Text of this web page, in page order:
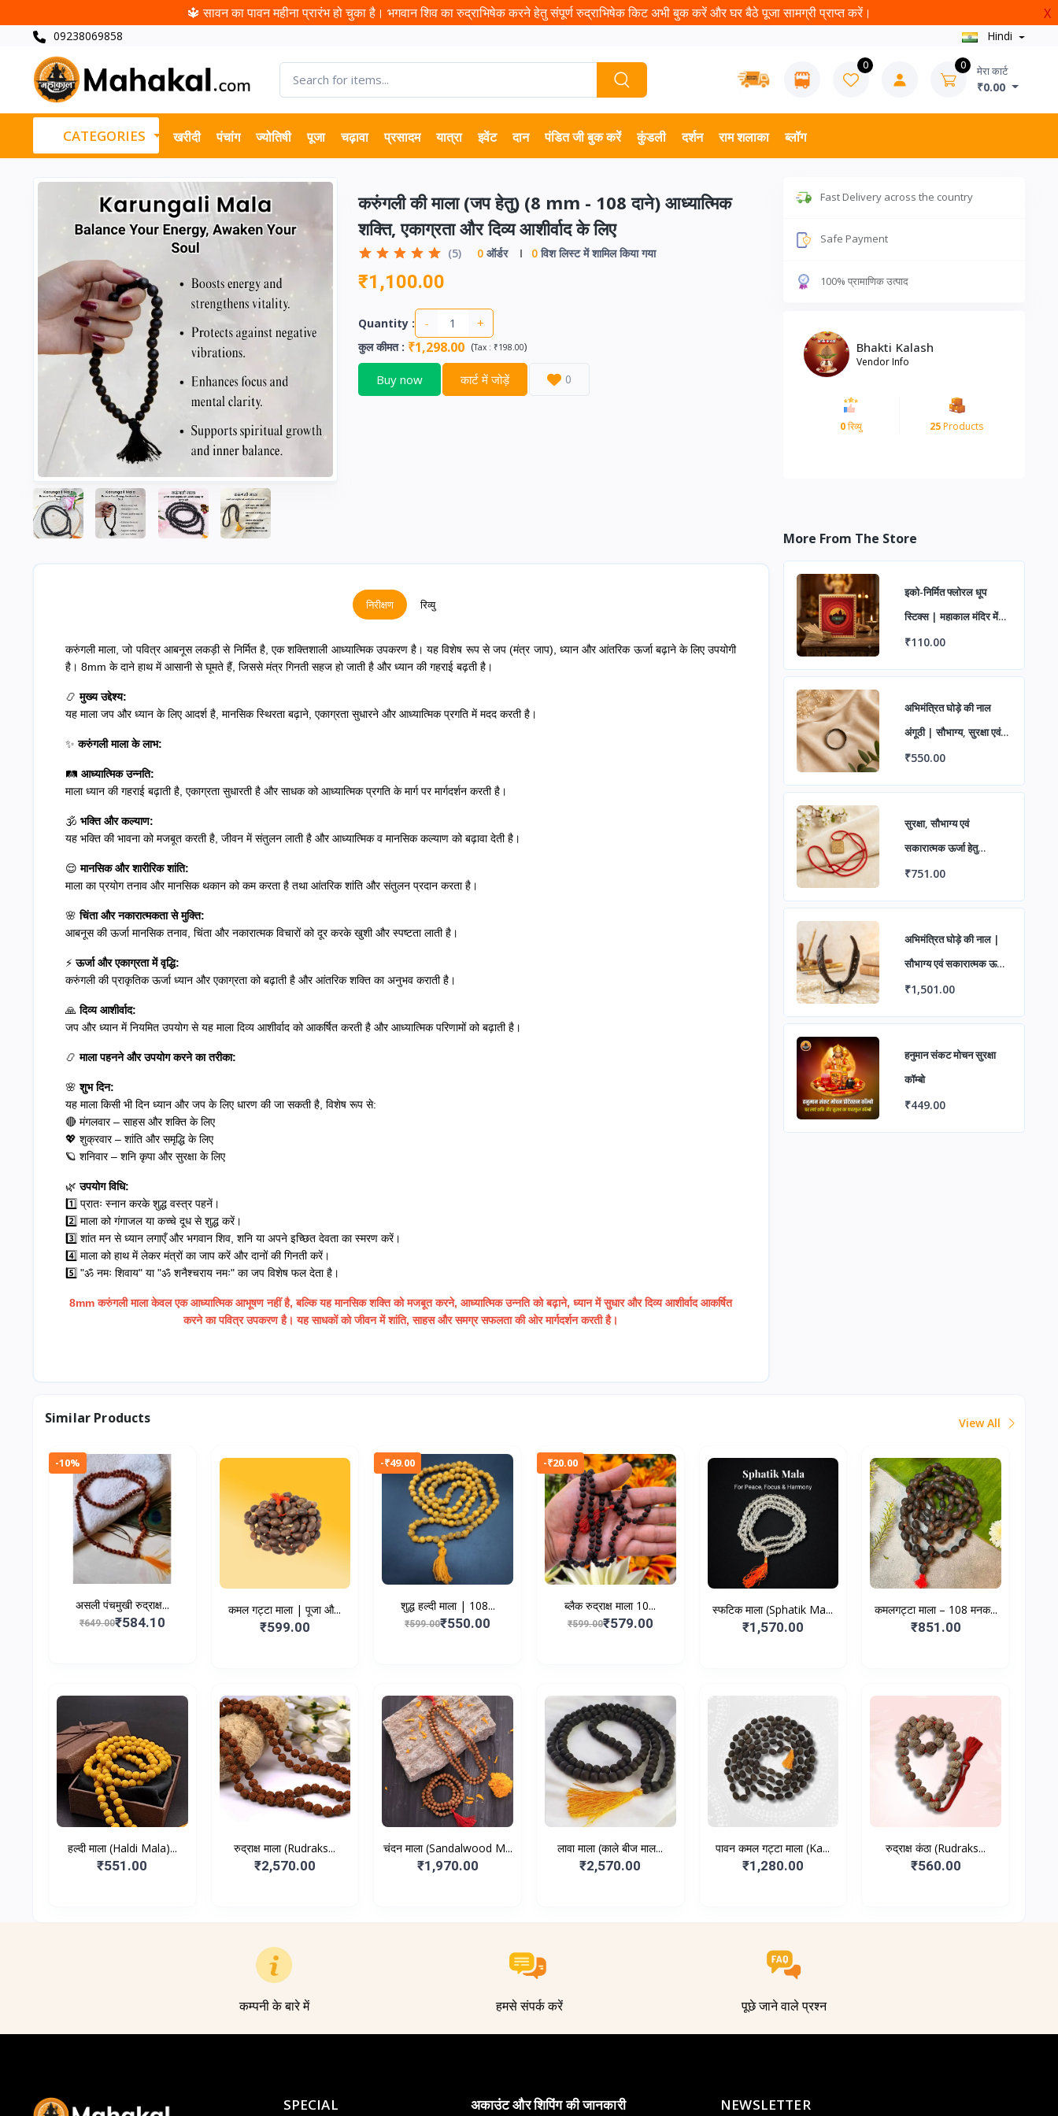
🔱 सावन का पावन महीना प्रारंभ हो चुका है। भगवान शिव का रुद्राभिषेक करने हेतु संपूर्ण रुद्राभिषेक किट अभी बुक करें और घर बैठे पूजा सामग्री प्राप्त करें। X
09238069858 Hindi
0 0 मेरा कार्ट
₹0.00
CATEGORIES खरीदी पंचांग ज्योतिषी पूजा चढ़ावा प्रसादम यात्रा इवेंट दान पंडित जी बुक करें कुंडली दर्शन राम शलाका ब्लॉग
करुंगली की माला (जप हेतु) (8 mm - 108 दाने) आध्यात्मिक
शक्ति, एकाग्रता और दिव्य आशीर्वाद के लिए
(5) 0ऑर्डर 0विश लिस्ट में शामिल किया गया
₹1,100.00
Quantity : - +
कुल कीमत: ₹1,298.00 (Tax : ₹198.00)
Buy now कार्ट में जोड़ें 0
निरीक्षण रिव्यु
करुंगली माला, जो पवित्र आबनूस लकड़ी से निर्मित है, एक शक्तिशाली आध्यात्मिक उपकरण है। यह विशेष रूप से जप (मंत्र जाप), ध्यान और आंतरिक ऊर्जा बढ़ाने के लिए उपयोगी
है। 8mm के दाने हाथ में आसानी से घूमते हैं, जिससे मंत्र गिनती सहज हो जाती है और ध्यान की गहराई बढ़ती है।
📿मुख्य उद्देश्य:
यह माला जप और ध्यान के लिए आदर्श है, मानसिक स्थिरता बढ़ाने, एकाग्रता सुधारने और आध्यात्मिक प्रगति में मदद करती है।
✨करुंगली माला के लाभ:
🛤️ आध्यात्मिक उन्नति:
माला ध्यान की गहराई बढ़ाती है, एकाग्रता सुधारती है और साधक को आध्यात्मिक प्रगति के मार्ग पर मार्गदर्शन करती है।
🕉️ भक्ति और कल्याण:
यह भक्ति की भावना को मजबूत करती है, जीवन में संतुलन लाती है और आध्यात्मिक व मानसिक कल्याण को बढ़ावा देती है।
😌मानसिक और शारीरिक शांति:
माला का प्रयोग तनाव और मानसिक थकान को कम करता है तथा आंतरिक शांति और संतुलन प्रदान करता है।
🌸चिंता और नकारात्मकता से मुक्ति:
आबनूस की ऊर्जा मानसिक तनाव, चिंता और नकारात्मक विचारों को दूर करके खुशी और स्पष्टता लाती है।
⚡ऊर्जा और एकाग्रता में वृद्धि:
करुंगली की प्राकृतिक ऊर्जा ध्यान और एकाग्रता को बढ़ाती है और आंतरिक शक्ति का अनुभव कराती है।
🙏दिव्य आशीर्वाद:
जप और ध्यान में नियमित उपयोग से यह माला दिव्य आशीर्वाद को आकर्षित करती है और आध्यात्मिक परिणामों को बढ़ाती है।
📿माला पहनने और उपयोग करने का तरीका:
🌸शुभ दिन:
यह माला किसी भी दिन ध्यान और जप के लिए धारण की जा सकती है, विशेष रूप से:
🔴 मंगलवार – साहस और शक्ति के लिए
💖 शुक्रवार – शांति और समृद्धि के लिए
🪐 शनिवार – शनि कृपा और सुरक्षा के लिए
🌿उपयोग विधि:
1️⃣ प्रातः स्नान करके शुद्ध वस्त्र पहनें।
2️⃣ माला को गंगाजल या कच्चे दूध से शुद्ध करें।
3️⃣ शांत मन से ध्यान लगाएँ और भगवान शिव, शनि या अपने इच्छित देवता का स्मरण करें।
4️⃣ माला को हाथ में लेकर मंत्रों का जाप करें और दानों की गिनती करें।
5️⃣ "ॐ नमः शिवाय" या "ॐ शनैश्चराय नमः" का जप विशेष फल देता है।
8mm करुंगली माला केवल एक आध्यात्मिक आभूषण नहीं है, बल्कि यह मानसिक शक्ति को मजबूत करने, आध्यात्मिक उन्नति को बढ़ाने, ध्यान में सुधार और दिव्य आशीर्वाद आकर्षित
करने का पवित्र उपकरण है। यह साधकों को जीवन में शांति, साहस और समग्र सफलता की ओर मार्गदर्शन करती है।
Fast Delivery across the country
Safe Payment
100% प्रामाणिक उत्पाद
Bhakti Kalash
Vendor Info
0रिव्यु 25Products
More From The Store
इको-निर्मित फ्लोरल धूप
स्टिक्स | महाकाल मंदिर में
चढ़ाए गए फूलों से बनीं
₹110.00
अभिमंत्रित घोड़े की नाल
अंगूठी | सौभाग्य, सुरक्षा एवं
सकारात्मक ऊर्जा हेतु पवित्र
आध्यात्मिक रिंग
₹550.00
सुरक्षा, सौभाग्य एवं
सकारात्मक ऊर्जा हेतु
अभिमंत्रित शनि यंत्र ताबीज
₹751.00
अभिमंत्रित घोड़े की नाल |
सौभाग्य एवं सकारात्मक ऊर्जा
हेतु पवित्र लोहे का वास्तु उपाय
₹1,501.00
हनुमान संकट मोचन सुरक्षा
कॉम्बो
₹449.00
Similar Products View All
-10%
असली पंचमुखी रुद्राक्ष...
₹649.00₹584.10
कमल गट्टा माला | पूजा औ...
₹599.00
-₹49.00
शुद्ध हल्दी माला | 108...
₹599.00₹550.00
-₹20.00
ब्लैक रुद्राक्ष माला 10...
₹599.00₹579.00
स्फटिक माला (Sphatik Ma...
₹1,570.00
कमलगट्टा माला – 108 मनक...
₹851.00
हल्दी माला (Haldi Mala)...
₹551.00
रुद्राक्ष माला (Rudraks...
₹2,570.00
चंदन माला (Sandalwood M...
₹1,970.00
लावा माला (काले बीज माल...
₹2,570.00
पावन कमल गट्टा माला (Ka...
₹1,280.00
रुद्राक्ष कंठा (Rudraks...
₹560.00
कम्पनी के बारे में हमसे संपर्क करें पूछे जाने वाले प्रश्न
SPECIAL अकाउंट और शिपिंग की जानकारी NEWSLETTER